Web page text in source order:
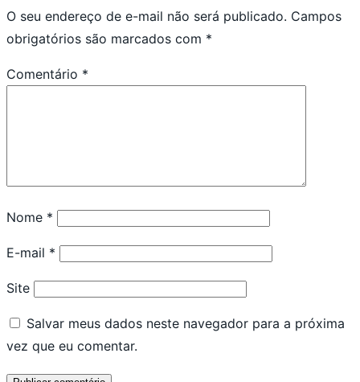
O seu endereço de e-mail não será publicado. Campos
obrigatórios são marcados com *
Comentário *
Nome *
E-mail *
Site
Salvar meus dados neste navegador para a próxima
vez que eu comentar.